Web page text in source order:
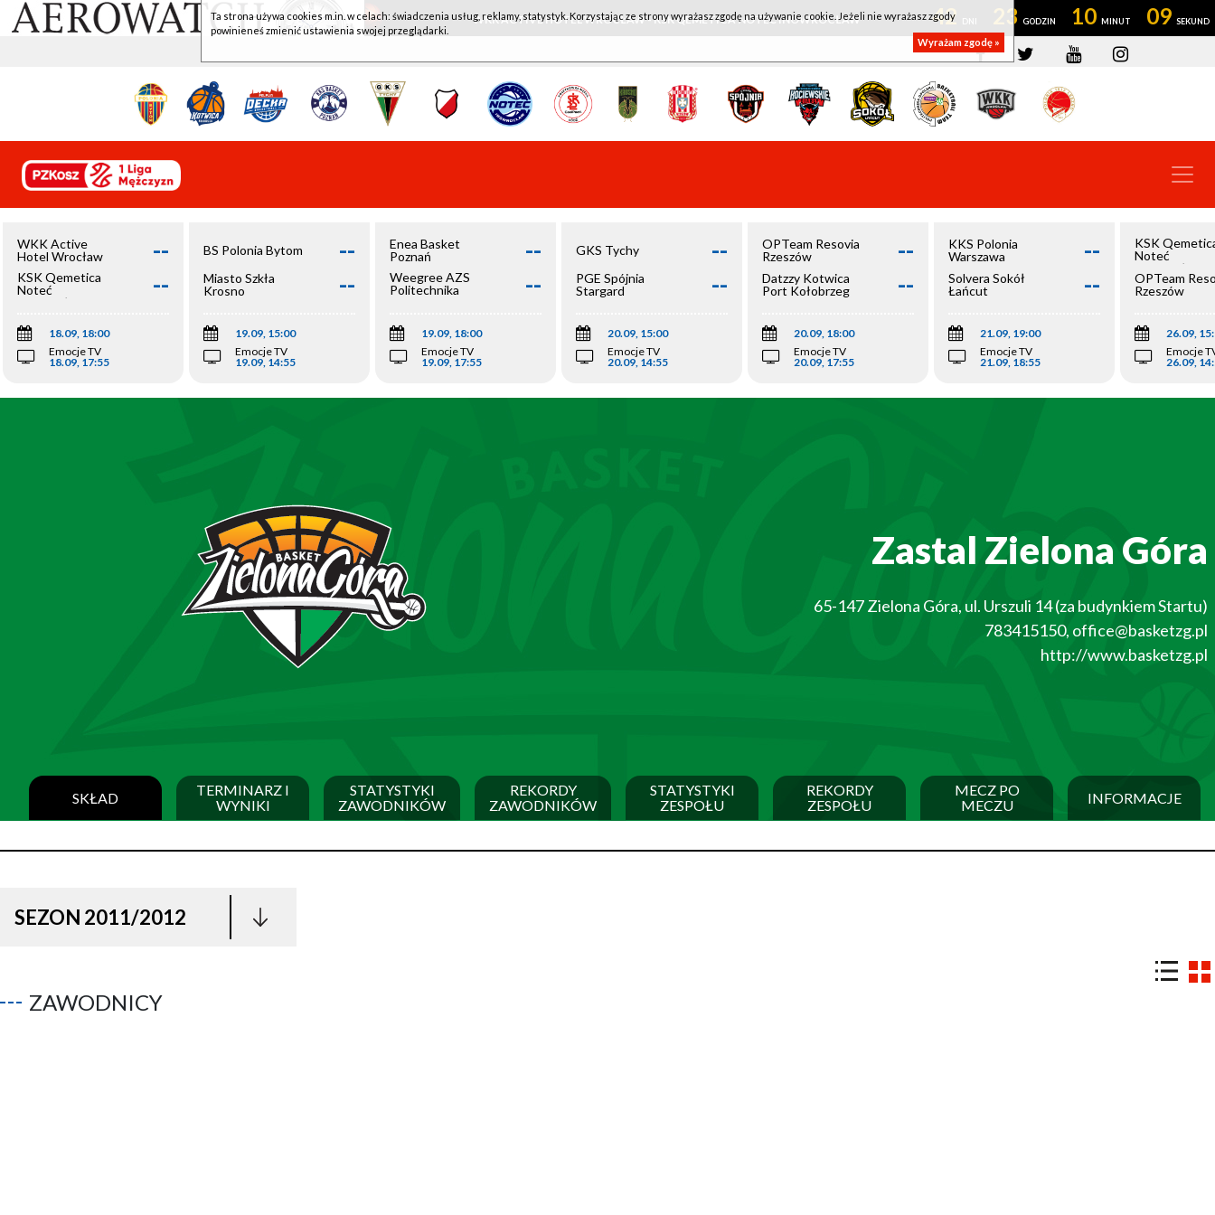
WKK ACTIVE HOTEL WROCŁAW - KSK QEMETICA NOTEĆ INOWROCŁAW 42 23 10 08
WKK Active
Hotel Wrocław
--
KSK Qemetica
Noteć
Inowrocław
--
18.09, 18:00
Emocje TV
18.09, 17:55
BS Polonia Bytom --
Miasto Szkła
Krosno
--
19.09, 15:00
Emocje TV
19.09, 14:55
Enea Basket
Poznań
--
Weegree AZS
Politechnika
--
19.09, 18:00
Emocje TV
19.09, 17:55
GKS Tychy --
PGE Spójnia
Stargard
--
20.09, 15:00
Emocje TV
20.09, 14:55
OPTeam Resovia
Rzeszów
--
Datzzy Kotwica
Port Kołobrzeg
--
20.09, 18:00
Emocje TV
20.09, 17:55
KKS Polonia
Warszawa
--
Solvera Sokół
Łańcut
--
21.09, 19:00
Emocje TV
21.09, 18:55
KSK
Noteć
Inowrocław
OPTeam
Rzeszów
26.09,
Emocje
26.09,
Zastal Zielona Góra
65-147Zielona Góra, ul. Urszuli 14 (za budynkiem Startu)
783415150, office@basketzg.pl
http://www.basketzg.pl
SKŁAD
TERMINARZ I
WYNIKI
STATYSTYKI
ZAWODNIKÓW
REKORDY
ZAWODNIKÓW
STATYSTYKI
ZESPOŁU
REKORDY
ZESPOŁU
MECZ PO
MECZU
INFORMACJE
SEZON 2011/2012
ZAWODNICY
Ta strona używa cookies m.in. w celach: świadczenia usług, reklamy, statystyk. Korzystając ze strony wyrażasz zgodę na używanie cookie. Jeżeli nie wyrażasz zgody
powinieneś zmienić ustawienia swojej przeglądarki.
Wyrażam zgodę »